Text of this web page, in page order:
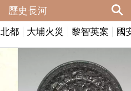
北都 大埔火災 黎智英案 國
歷史長河